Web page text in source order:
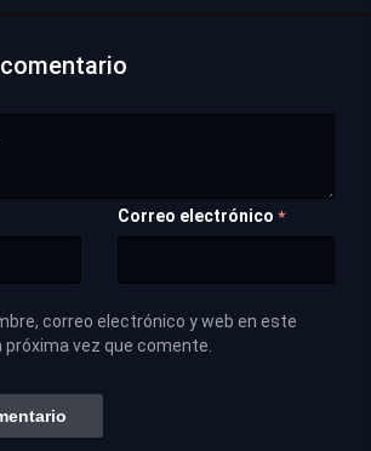
Correo electrónico *
correo electrónico y web en este
próxima vez que comente.